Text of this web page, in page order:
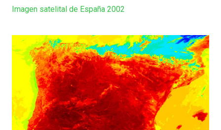
Imagen satelital de España 2002